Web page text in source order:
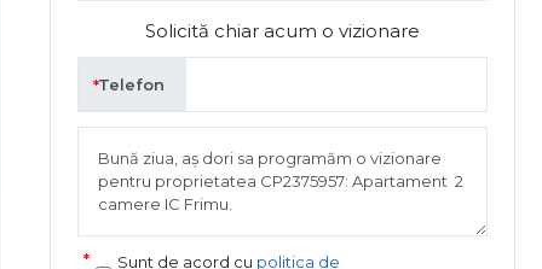
Solicită chiar acum o vizionare
Telefon
Sunt de acord cu politica de